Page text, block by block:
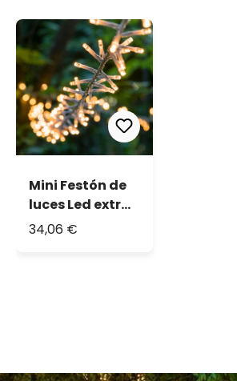
Mini Festón de
luces Led extra
cálido 30m
34,06 €